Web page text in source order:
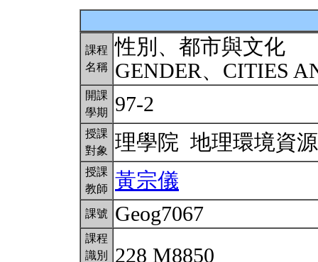
課程
名稱
性別、都市與文化
GENDER、CITIES
開課
學期
97-2
授課
對象
理學院 地理環境資
授課
教師
黃宗儀
課號 Geog7067
課程
識別
228 M8850